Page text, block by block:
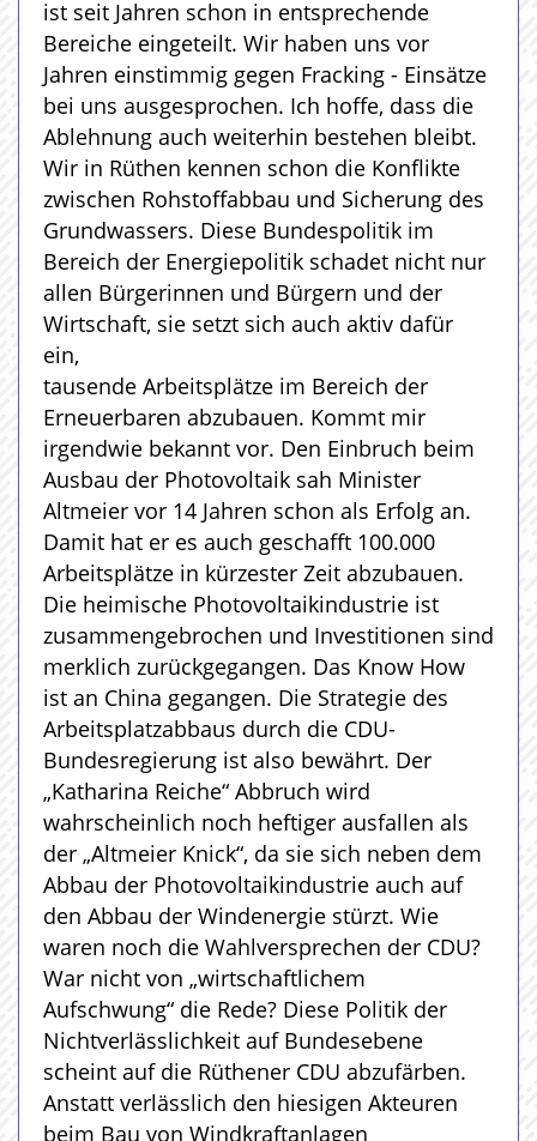
ist seit Jahren schon in entsprechende
Bereiche eingeteilt. Wir haben uns vor
Jahren einstimmig gegen Fracking - Einsätze
bei uns ausgesprochen. Ich hoffe, dass die
Ablehnung auch weiterhin bestehen bleibt.
Wir in Rüthen kennen schon die Konflikte
zwischen Rohstoffabbau und Sicherung des
Grundwassers. Diese Bundespolitik im
Bereich der Energiepolitik schadet nicht nur
allen Bürgerinnen und Bürgern und der
Wirtschaft, sie setzt sich auch aktiv dafür
ein,
tausende Arbeitsplätze im Bereich der
Erneuerbaren abzubauen. Kommt mir
irgendwie bekannt vor. Den Einbruch beim
Ausbau der Photovoltaik sah Minister
Altmeier vor 14 Jahren schon als Erfolg an.
Damit hat er es auch geschafft 100.000
Arbeitsplätze in kürzester Zeit abzubauen.
Die heimische Photovoltaikindustrie ist
zusammengebrochen und Investitionen sind
merklich zurückgegangen. Das Know How
ist an China gegangen. Die Strategie des
Arbeitsplatzabbaus durch die CDU-
Bundesregierung ist also bewährt. Der
„Katharina Reiche“ Abbruch wird
wahrscheinlich noch heftiger ausfallen als
der „Altmeier Knick“, da sie sich neben dem
Abbau der Photovoltaikindustrie auch auf
den Abbau der Windenergie stürzt. Wie
waren noch die Wahlversprechen der CDU?
War nicht von „wirtschaftlichem
Aufschwung“ die Rede? Diese Politik der
Nichtverlässlichkeit auf Bundesebene
scheint auf die Rüthener CDU abzufärben.
Anstatt verlässlich den hiesigen Akteuren
beim Bau von Windkraftanlagen